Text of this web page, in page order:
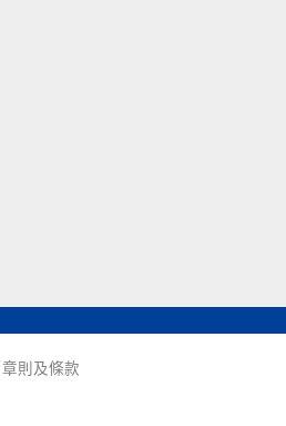
章則及條款